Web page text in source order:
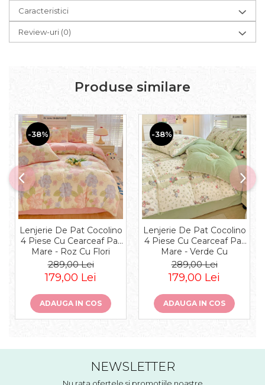
Caracteristici
Review-uri (0)
Produse similare
-38%
Lenjerie De Pat Cocolino
4 Piese Cu Cearceaf Pat
Mare - Roz Cu Flori
Pastel
289,00 Lei
179,00 Lei
ADAUGA IN COS
-38%
Lenjerie De Pat Cocolino
4 Piese Cu Cearceaf Pat
Mare - Verde Cu
Ciupercute Si Iepurasi
289,00 Lei
179,00 Lei
ADAUGA IN COS
NEWSLETTER